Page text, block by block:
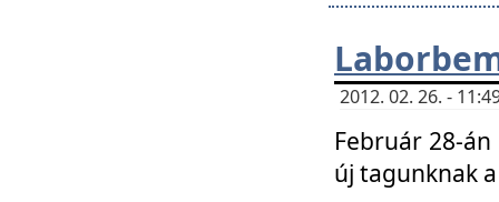
2012. 02. 26. -
Február 28-
új tagunknak